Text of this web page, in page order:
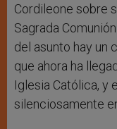
Cordileone sobre
Sagrada
del asunto hay un
que ahora ha
Iglesia Católica, y
silenciosamente